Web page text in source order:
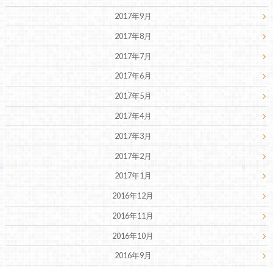
2017年9月
2017年8月
2017年7月
2017年6月
2017年5月
2017年4月
2017年3月
2017年2月
2017年1月
2016年12月
2016年11月
2016年10月
2016年9月